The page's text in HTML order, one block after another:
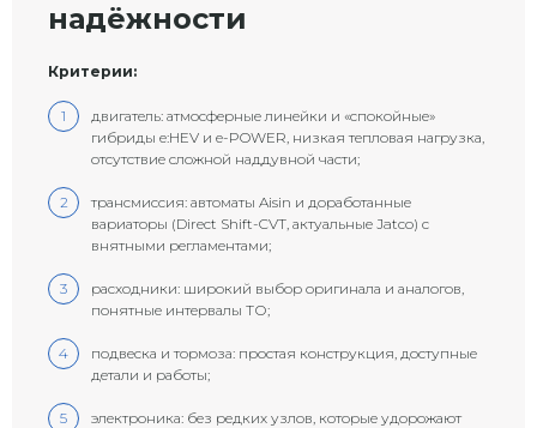
надёжности
Критерии:
двигатель: атмосферные линейки и «спокойные»
гибриды e:HEV и e-POWER, низкая тепловая нагрузка,
отсутствие сложной наддувной части;
трансмиссия: автоматы Aisin и доработанные
вариаторы (Direct Shift-CVT, актуальные Jatco) с
внятными регламентами;
расходники: широкий выбор оригинала и аналогов,
понятные интервалы ТО;
подвеска и тормоза: простая конструкция, доступные
детали и работы;
электроника: без редких узлов, которые удорожают